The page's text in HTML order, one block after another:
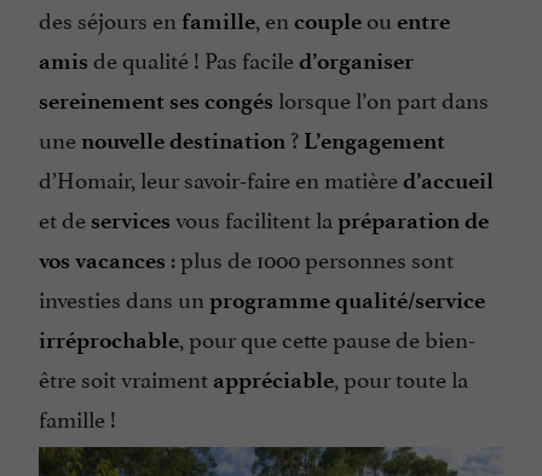
des séjours en famille, en couple ou entre
amis de qualité ! Pas faciled’organiser
sereinement ses congés lorsque l’on part dans
une nouvelle destination ? L’engagement
d’Homair, leur savoir-faire en matièred’accueil
et de services vous facilitent la préparation de
vos vacances : plus de 1000 personnes sont
investies dans un programme qualité/service
irréprochable, pour que cette pause de bien-
être soit vraiment appréciable, pour toute la
famille !